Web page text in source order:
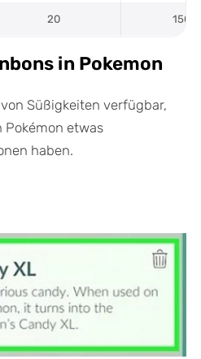
20
in Pokemon
Süßigkeiten verfügbar,
Pokémon etwas
haben.